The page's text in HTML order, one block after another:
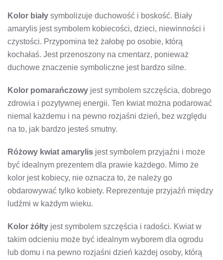
Kolor biały symbolizuje duchowość i boskość. Biały
amarylis jest symbolem kobiecości, dzieci, niewinności i
czystości. Przypomina też żałobę po osobie, którą
kochałaś. Jest przenoszony na cmentarz, ponieważ
duchowe znaczenie symboliczne jest bardzo silne.
Kolor pomarańczowy jest symbolem szczęścia, dobrego
zdrowia i pozytywnej energii. Ten kwiat można podarować
niemal każdemu i na pewno rozjaśni dzień, bez względu
na to, jak bardzo jesteś smutny.
Różowy kwiat amarylis jest symbolem przyjaźni i może
być idealnym prezentem dla prawie każdego. Mimo że
kolor jest kobiecy, nie oznacza to, że należy go
obdarowywać tylko kobiety. Reprezentuje przyjaźń między
ludźmi w każdym wieku.
Kolor żółty jest symbolem szczęścia i radości. Kwiat w
takim odcieniu może być idealnym wyborem dla ogrodu
lub domu i na pewno rozjaśni dzień każdej osoby, którą